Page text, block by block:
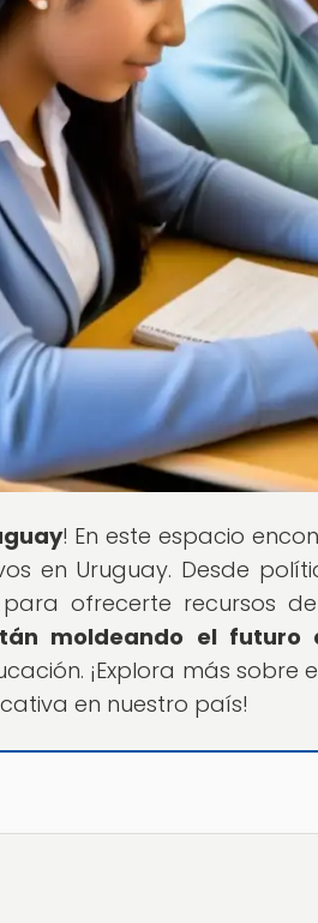
! En este espacio
en Uruguay. Desde
ofrecerte recursos
moldeando el futuro
¡Explora más sobre
en nuestro país!